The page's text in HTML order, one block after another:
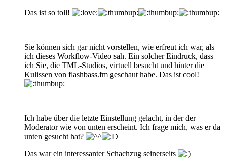
Das ist so toll!
Sie können sich gar nicht vorstellen, wie erfreut ich war, als
ich dieses Workflow-Video sah. Ein solcher Eindruck, dass
ich Sie, die TML-Studios, virtuell besucht und hinter die
Kulissen von flashbass.fm geschaut habe. Das ist cool!
Ich habe über die letzte Einstellung gelacht, in der der
Moderator wie von unten erscheint. Ich frage mich, was er da
unten gesucht hat?
Das war ein interessanter Schachzug seinerseits